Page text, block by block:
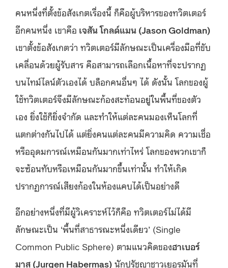
คนหนึ่งที่ตั้งข้อสังเกตเรื่องนี้ ก็คือผู้บริหารของทวิตเตอร์
อีกคนหนึ่ง เขาคือ เจสัน โกลด์แมน (Jason Goldman)
เขาตั้งข้อสังเกตว่า ทวิตเตอร์มีลักษณะเป็นเครื่องมือที่ขับ
เคลื่อนด้วยผู้รับสาร คือสามารถเลือกเนื้อหาที่จะปรากฏ
บนไทม์ไลน์ตัวเองได้ บล็อกคนอื่นๆ ได้ ดังนั้น โลกของผู้
ใช้ทวิตเตอร์จึงมีลักษณะก้องสะท้อนอยู่ในพื้นที่ของตัว
เอง ยิ่งใช้ก็ยิ่งจำกัด และทำให้แต่ละคนมองเห็นโลกที่
แตกต่างกันไปได้ แต่ยิ่งคนแต่ละคนมีความคิด ความเชื่อ
หรืออุดมการณ์เหมือนกันมากเท่าไหร่ โลกของพวกเขาก็
จะซ้อนทับหรือเหมือนกันมากขึ้นเท่านั้น ทำให้เกิด
ปรากฏการณ์เสียงก้องในห้องแคบได้เป็นอย่างดี
อีกอย่างหนึ่งที่มีผู้วิเคราะห์ไว้ก็คือ ทวิตเตอร์ไม่ได้มี
ลักษณะเป็น ‘พื้นที่สาธารณะหนึ่งเดียว’ (Single
Common Public Sphere) ตามแนวคิดของฮาเบอร์
มาส (Jurgen Habermas) นักปรัชญาชาวเยอรมันที่